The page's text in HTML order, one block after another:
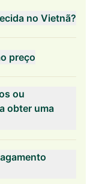
no Vietnã?
preço
ou
obter uma